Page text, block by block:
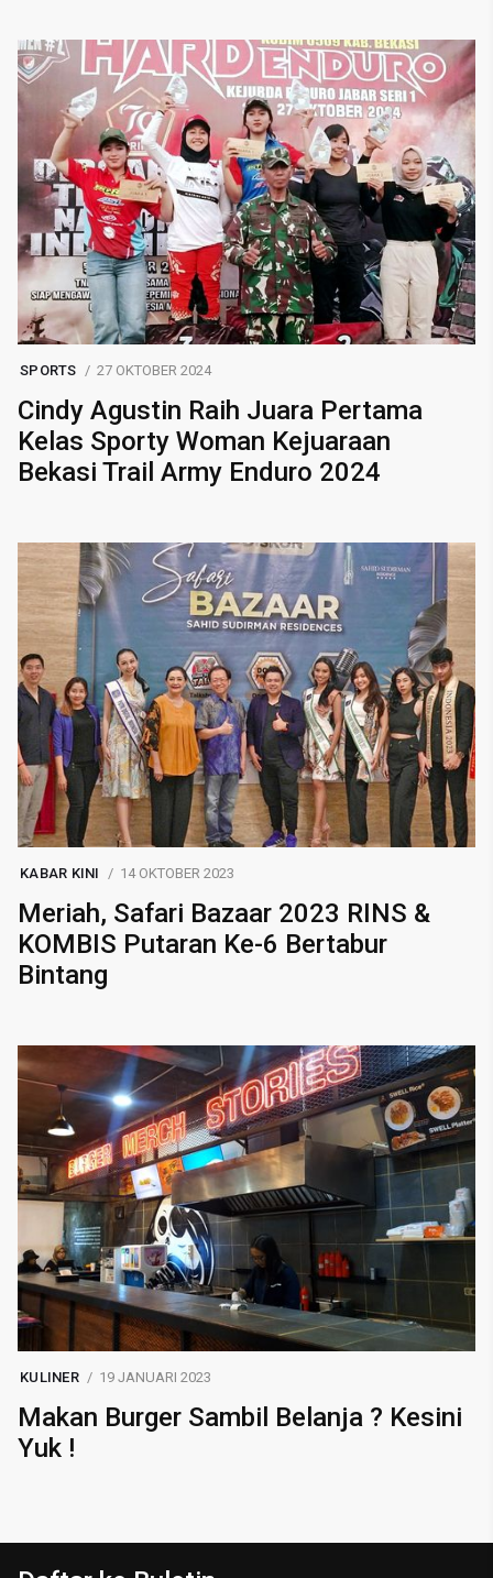
SPORTS 27 OKTOBER 2024
Cindy Agustin Raih Juara Pertama
Kelas Sporty Woman Kejuaraan
Bekasi Trail Army Enduro 2024
KABAR KINI 14 OKTOBER 2023
Meriah, Safari Bazaar 2023 RINS &
KOMBIS Putaran Ke-6 Bertabur
Bintang
KULINER 19 JANUARI 2023
Makan Burger Sambil Belanja ? Kesini
Yuk !